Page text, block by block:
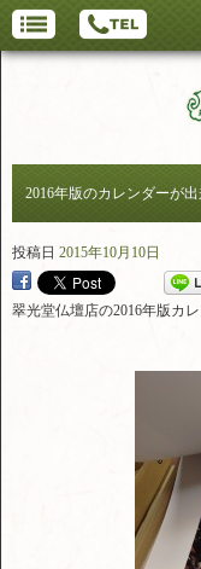
2016年版のカレンダーが
投稿日 2015年10月10日
翠光堂仏壇店の2016年版カ